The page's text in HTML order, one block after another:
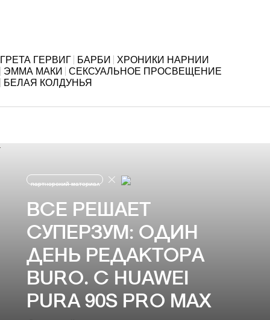
ГРЕТА ГЕРВИГ БАРБИ
ХРОНИКИ НАРНИИ
ЭММА МАКИ
СЕКСУАЛЬНОЕ ПРОСВЕЩЕНИЕ
БЕЛАЯ КОЛДУНЬЯ
партнерский материал
ВСЕ РЕШАЕТ
СУПЕРЗУМ: ОДИН
ДЕНЬ РЕДАКТОРА
BURO. С HUAWEI
PURA 90S PRO MAX